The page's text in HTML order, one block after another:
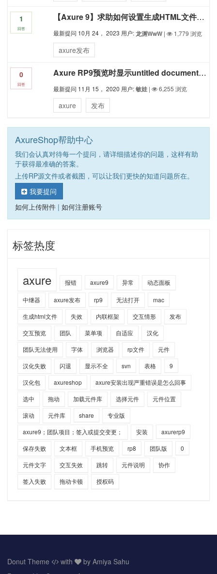
1
回答
【Axure 9】求助如何设置生成HTML文件后不自动打开浏览器(取消了发布时的勾选，但无效)？
最新提问 10月 24， 2023 用户: 龙渊WwW | 1,779 浏览
axure发布
0
回答
Axure RP9预览时显示untitled document，页面显示空白，地址栏为127.0.0.1.。。。这个要怎么处理
最新提问 11月 15， 2020 用户: 敏娃 | 6,255 浏览
axure 发布
AxureShop帮助中心
我们会认真对待每一个提问，请详细描述你的问题，这样有助
于获得最准确的答案。
上传RP源文件或者截图，可以让我们更快的知道问题所在。
我要提问
如何上传附件 | 如何注册账号
标签热度
axure 报错 axure9 异常 动态面板
中继器 axure发布 rp9 无法打开
mac
生成html文件
失效 内联框架 交互情形
发布
交互预览
团队 菜单项 自适应
汉化
团队无法使用
字体 浏览器 rp文件
元件
汉化失败
闪退 显示不全 svn 表格
9
汉化包
axureshop
axure安装出现严重错误是怎么回事
选中
拖动 加载元件库 选择元件
元件位置
滚动
元件库 share
专业版
axure9；团队项目；签入或提交变更；
安装
axurerp9
保存失败
文本框 手机预览 rp8 团队版
0
元件文字
交互失效 跳转 元件说明
协作
签入失败
拖动卡顿 授权码
Donut Theme with
by Amiya Sahu